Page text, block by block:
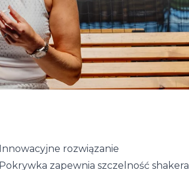
Innowacyjne rozwiązanie
Pokrywka zapewnia szczelność shakera